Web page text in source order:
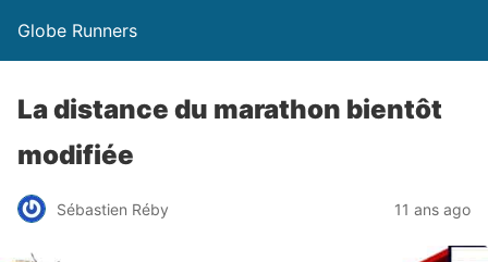
Globe Runners
La distance du marathon bientôt
modifiée
Sébastien Réby 11 ans ago